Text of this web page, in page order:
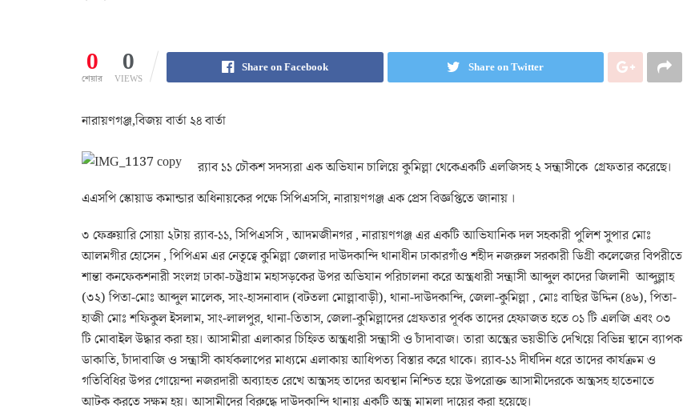
0
শেয়ার
0
VIEWS
Share on Facebook Share on Twitter
নারায়ণগঞ্জ,বিজয় বার্তা ২৪ বার্তা
র‌্যাব ১১ চৌকশ সদস্যরা এক অভিযান চালিয়ে কুমিল্লা থেকেএকটি এলজিসহ ২ সন্ত্রাসীকে গ্রেফতার করেছে।
এএসপি স্কোয়াড কমান্ডার অধিনায়কের পক্ষে সিপিএসসি, নারায়ণগঞ্জ এক প্রেস বিজ্ঞপ্তিতে জানায় ।
৩ ফেব্রুয়ারি সোয়া ২টায় র‌্যাব-১১, সিপিএসসি , আদমজীনগর , নারায়ণগঞ্জ এর একটি আভিযানিক দল সহকারী পুলিশ সুপার মোঃ
আলমগীর হোসেন , পিপিএম এর নেতৃত্বে কুমিল্লা জেলার দাউদকান্দি থানাধীন ঢাকারগাঁও শহীদ নজরুল সরকারী ডিগ্রী কলেজের বিপরীতে
শান্তা কনফেকশনারী সংলগ্ন ঢাকা-চট্টগ্রাম মহাসড়কের উপর অভিযান পরিচালনা করে অস্ত্রধারী সন্ত্রাসী আব্দুল কাদের জিলানী আব্দুল্লাহ
(৩২) পিতা-মোঃ আব্দুল মালেক, সাং-হাসনাবাদ (বটতলা মোল্লাবাড়ী), থানা-দাউদকান্দি, জেলা-কুমিল্লা , মোঃ বাছির উদ্দিন (৪৬), পিতা-
হাজী মোঃ শফিকুল ইসলাম, সাং-লালপুর, থানা-তিতাস, জেলা-কুমিল্লাদের গ্রেফতার পূর্বক তাদের হেফাজত হতে ০১ টি এলজি এবং ০৩
টি মোবাইল উদ্ধার করা হয়। আসামীরা এলাকার চিহ্নিত অস্ত্রধারী সন্ত্রাসী ও চাঁদাবাজ। তারা অস্ত্রের ভয়ভীতি দেখিয়ে বিভিন্ন স্থানে ব্যাপক
ডাকাতি, চাঁদাবাজি ও সন্ত্রাসী কার্যকলাপের মাধ্যমে এলাকায় আধিপত্য বিস্তার করে থাকে। র‌্যাব-১১ দীর্ঘদিন ধরে তাদের কার্যক্রম ও
গতিবিধির উপর গোয়েন্দা নজরদারী অব্যাহত রেখে অস্ত্রসহ তাদের অবস্থান নিশ্চিত হয়ে উপরোক্ত আসামীদেরকে অস্ত্রসহ হাতেনাতে
আটক করতে সক্ষম হয়। আসামীদের বিরুদ্ধে দাউদকান্দি থানায় একটি অস্ত্র মামলা দায়ের করা হয়েছে।